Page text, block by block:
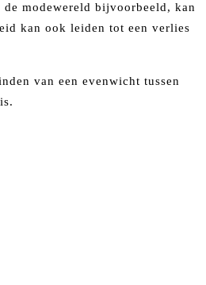
modewereld bijvoorbeeld, kan
kan ook leiden tot een verlies
van een evenwicht tussen